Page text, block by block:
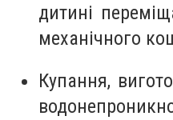
дитині
механічного
Купання,